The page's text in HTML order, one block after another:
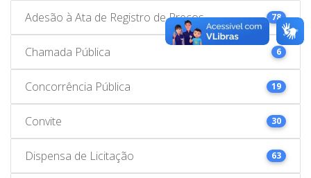
Adesão à Ata de Registro de Preços 78
Chamada Pública 6
Concorrência Pública 19
Convite 30
Dispensa de Licitação 63